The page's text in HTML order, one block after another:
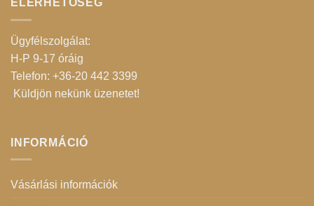
ELÉRHETŐSÉG
Ügyfélszolgálat:
H-P 9-17 óráig
Telefon: +36-20 442 3399
Küldjön nekünk üzenetet!
INFORMÁCIÓ
Vásárlási információk